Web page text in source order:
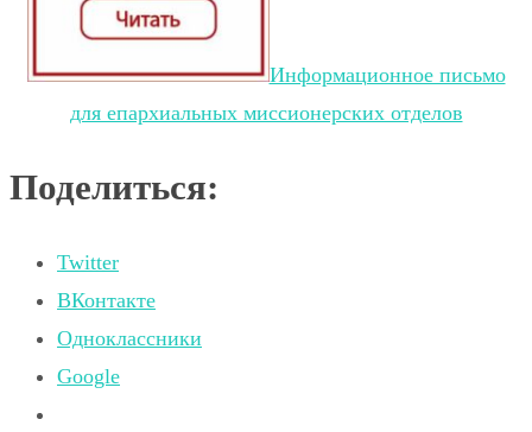
Информационное письмо
для епархиальных миссионерских отделов
Поделиться:
Twitter
ВКонтакте
Одноклассники
Google